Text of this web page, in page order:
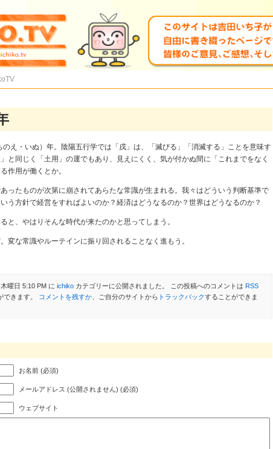
え・いぬ）年。陰陽五行学では「戌」は、「滅びる」「消滅する」ことを意味す
と同じく「土用」の運でもあり、見えにくく、気が付かぬ間に「これまでをなく
作用が働くとか。
ったものが次第に崩されてあらたな常識が生まれる。我々はどういう判断基準で
う方針で経営をすればよいのか？経済はどうなるのか？世界はどうなるのか？
と、やはりそんな時代が来たのかと思ってしまう。
変な常識やルーテインに振り回されることなく進もう。
曜日 5:10 PM に ichikoカテゴリーに公開されました。 この投稿へのコメントは RSS
きます。 コメントを残すか、ご自分のサイトから トラックバックすることができま
お名前 (必須)
メールアドレス (公開されません) (必須)
ウェブサイト